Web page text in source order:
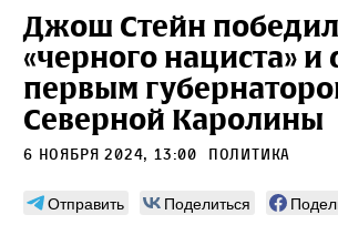
Джош Стейн победил
«черного нациста» и
первым
Северной Каролины
6 ноября 2024, 13:00 политика
Отправить Поделиться